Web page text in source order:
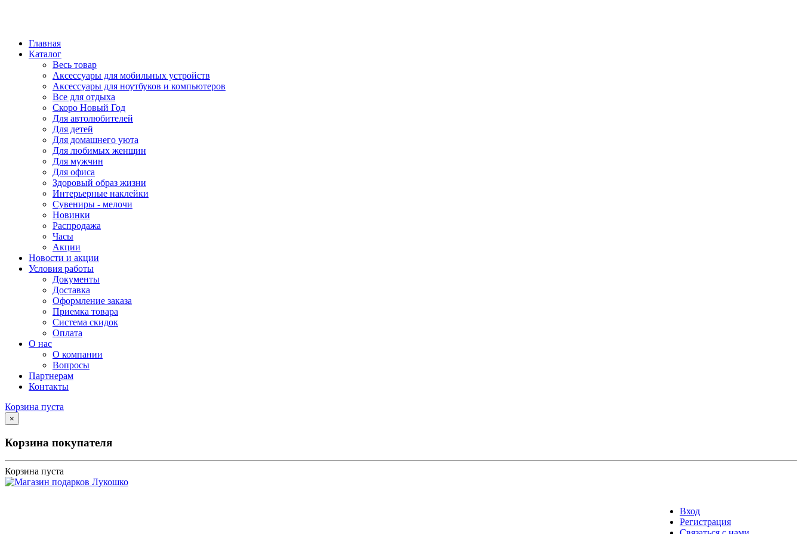
Главная
Каталог
Весь товар
Аксессуары для мобильных устройств
Аксессуары для ноутбуков и компьютеров
Все для отдыха
Скоро Новый Год
Для автолюбителей
Для детей
Для домашнего уюта
Для любимых женщин
Для мужчин
Для офиса
Здоровый образ жизни
Интерьерные наклейки
Сувениры - мелочи
Новинки
Распродажа
Часы
Акции
Новости и акции
Условия работы
Документы
Доставка
Оформление заказа
Приемка товара
Система скидок
Оплата
О нас
О компании
Вопросы
Партнерам
Контакты
Корзина пуста
×
Корзина покупателя
Корзина пуста
Вход
Регистрация